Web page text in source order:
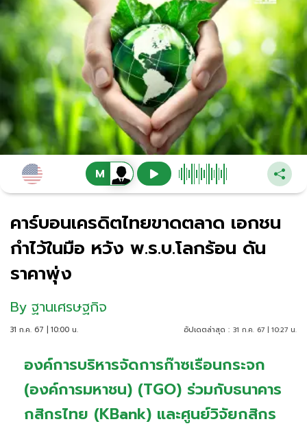
คาร์บอนเครดิตไทยขาดตลาด เอกชน
กำไว้ในมือ หวัง พ.ร.บ.โลกร้อน ดัน
ราคาพุ่ง
By ฐานเศรษฐกิจ
31 ก.ค. 67 | 10:00 น. อัปเดตล่าสุด : 31 ก.ค. 67 | 10:27 น.
องค์การบริหารจัดการก๊าซเรือนกระจก
(องค์การมหาชน) (TGO) ร่วมกับธนาคาร
กสิกรไทย (KBank) และศูนย์วิจัยกสิกร